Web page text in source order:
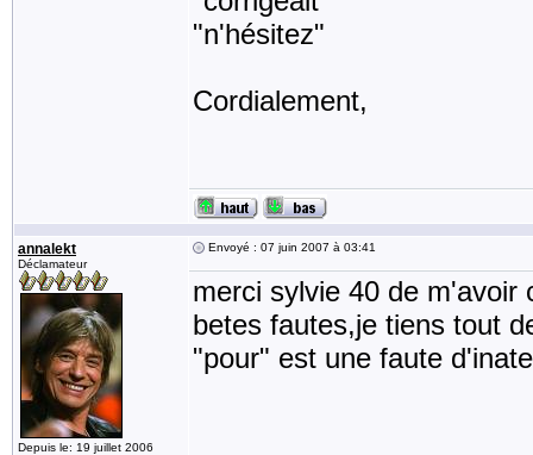
"n'hésitez"
Cordialement,
annalekt
Déclamateur
Depuis le: 19 juillet 2006
Envoyé : 07 juin 2007 à 03:41
merci sylvie 40 de m'avoir
betes fautes,je tiens tout
"pour" est une faute